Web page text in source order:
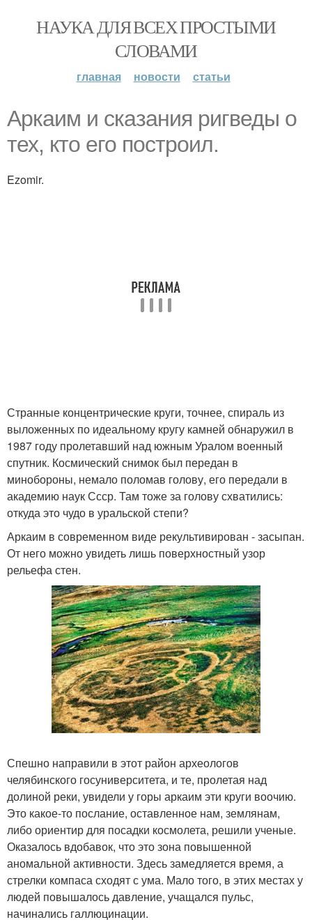
НАУКА ДЛЯ ВСЕХ ПРОСТЫМИ
СЛОВАМИ
главная новости статьи
Аркаим и сказания ригведы о
тех, кто его построил.
Ezomir.
Странные концентрические круги, точнее, спираль из
выложенных по идеальному кругу камней обнаружил в
1987 году пролетавший над южным Уралом военный
спутник. Космический снимок был передан в
минобороны, немало поломав голову, его передали в
академию наук Ссср. Там тоже за голову схватились:
откуда это чудо в уральской степи?
Аркаим в современном виде рекультивирован - засыпан.
От него можно увидеть лишь поверхностный узор
рельефа стен.
Спешно направили в этот район археологов
челябинского госуниверситета, и те, пролетая над
долиной реки, увидели у горы аркаим эти круги воочию.
Это какое-то послание, оставленное нам, землянам,
либо ориентир для посадки космолета, решили ученые.
Оказалось вдобавок, что это зона повышенной
аномальной активности. Здесь замедляется время, а
стрелки компаса сходят с ума. Мало того, в этих местах у
людей повышалось давление, учащался пульс,
начинались галлюцинации.